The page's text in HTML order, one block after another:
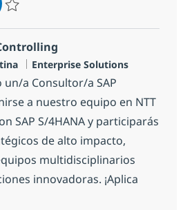
Categoría
Enterprise Solutions
a Consultor/a SAP
a nuestro equipo en NTT
SAP S/4HANA y participarás
de alto impacto,
multidisciplinarios
innovadoras. ¡Aplica